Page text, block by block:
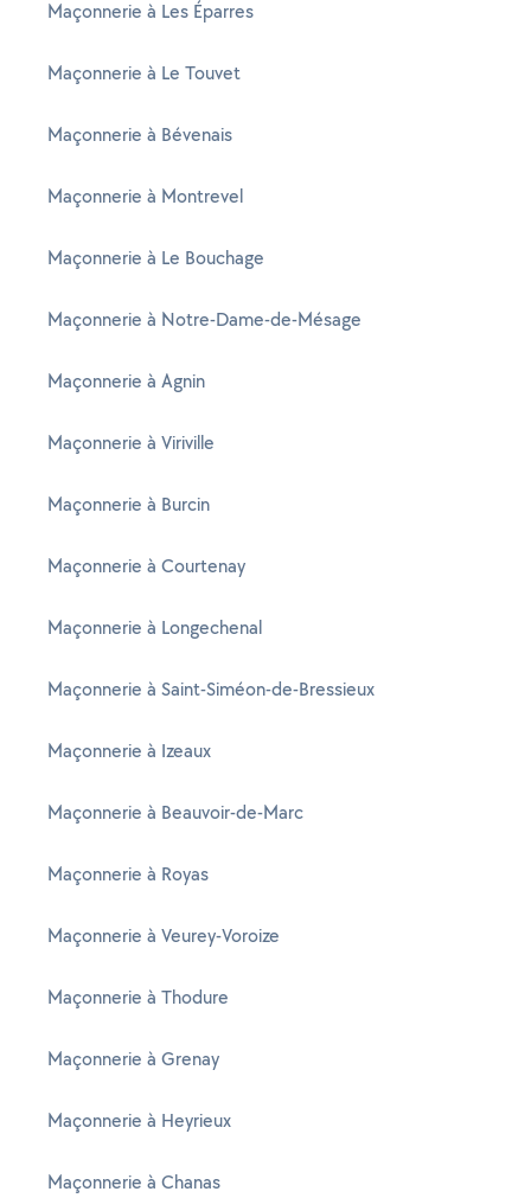
Maçonnerie à Les Éparres
Maçonnerie à Le Touvet
Maçonnerie à Bévenais
Maçonnerie à Montrevel
Maçonnerie à Le Bouchage
Maçonnerie à Notre-Dame-de-Mésage
Maçonnerie à Agnin
Maçonnerie à Viriville
Maçonnerie à Burcin
Maçonnerie à Courtenay
Maçonnerie à Longechenal
Maçonnerie à Saint-Siméon-de-Bressieux
Maçonnerie à Izeaux
Maçonnerie à Beauvoir-de-Marc
Maçonnerie à Royas
Maçonnerie à Veurey-Voroize
Maçonnerie à Thodure
Maçonnerie à Grenay
Maçonnerie à Heyrieux
Maçonnerie à Chanas